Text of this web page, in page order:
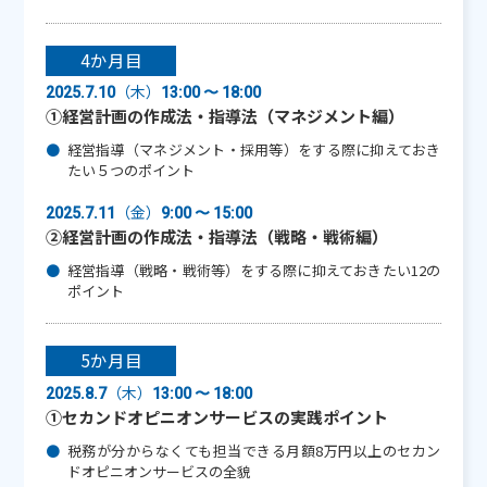
4か月目
2025.7.10（木） 13:00 〜 18:00
①経営計画の作成法・指導法（マネジメント編）
経営指導（マネジメント・採用等）をする際に抑えておき
たい５つのポイント
2025.7.11 （金） 9:00 〜 15:00
②経営計画の作成法・指導法（戦略・戦術編）
経営指導（戦略・戦術等）をする際に抑えておきたい12の
ポイント
5か月目
2025.8.7（木） 13:00 〜 18:00
①セカンドオピニオンサービスの実践ポイント
税務が分からなくても担当できる月額8万円以上のセカン
ドオピニオンサービスの全貌